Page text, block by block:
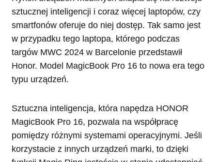
sztucznej inteligencji i coraz więcej laptopów, czy
smartfonów oferuje do niej dostęp. Tak samo jest
w przypadku tego laptopa, którego podczas
targów MWC 2024 w Barcelonie przedstawił
Honor. Model MagicBook Pro 16 to nowa era tego
typu urządzeń.
Sztuczna inteligencja, która napędza HONOR
MagicBook Pro 16, pozwala na współpracę
pomiędzy różnymi systemami operacyjnymi. Jeśli
korzystacie z innych urządzeń marki, to dzięki